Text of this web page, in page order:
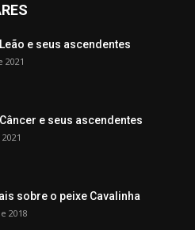
e seus ascendentes
2021
e seus ascendentes
sobre o peixe Cavalinha
2018